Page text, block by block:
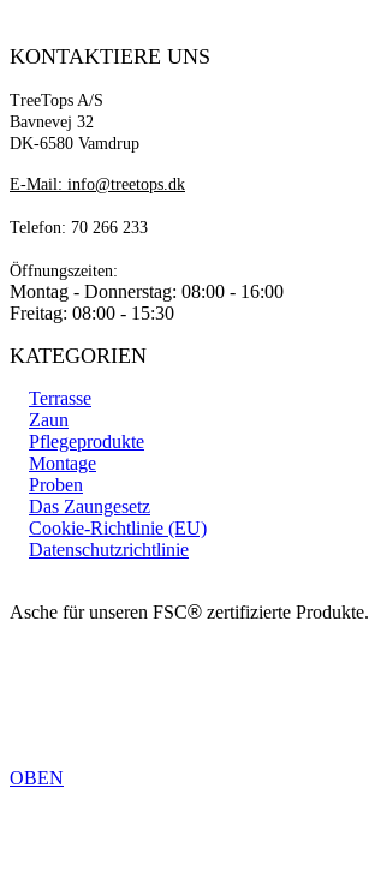
KONTAKTIERE UNS
TreeTops A/S
Bavnevej 32
DK-6580 Vamdrup
E-Mail: info@treetops.dk
Telefon: 70 266 233
Öffnungszeiten:
Montag - Donnerstag: 08:00 - 16:00
Freitag: 08:00 - 15:30
KATEGORIEN
Terrasse
Zaun
Pflegeprodukte
Montage
Proben
Das Zaungesetz
Cookie-Richtlinie (EU)
Datenschutzrichtlinie
Asche für unseren FSC® zertifizierte Produkte.
OBEN